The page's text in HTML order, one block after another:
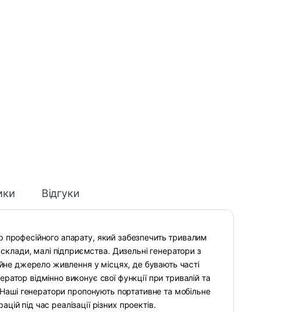
Відгуки
професійного апарату, який забезпечить тривалим
малі підприємства. Дизельні генератори з
джерело живлення у місцях, де бувають часті
відмінно виконує свої функції при тривалій та
генератори пропонують портативне та мобільне
під час реалізації різних проектів.